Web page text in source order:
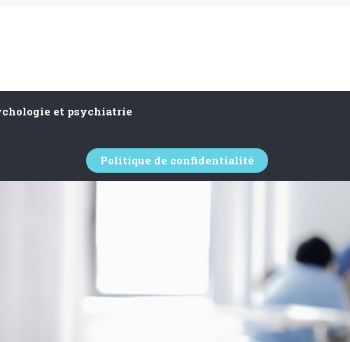
et psychiatrie
Politique de confidentialité